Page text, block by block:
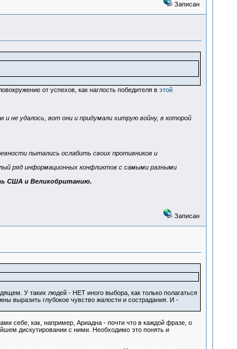
Записан
от успехов, как наглость победителя в этой
не удалось, вот они и придумали хитрую войну, в которой
пытались ослабить своих противников и
ряд информационных конфликтов с самыми разными
США и Великобританию.
Записан
У таких людей - НЕТ иного выбора, как только полагаться
выразить глубокое чувство жалости и сострадания. И -
себе, как, например, Ариадна - почти что в каждой фразе, о
дискутировании с ними. Необходимо это понять и